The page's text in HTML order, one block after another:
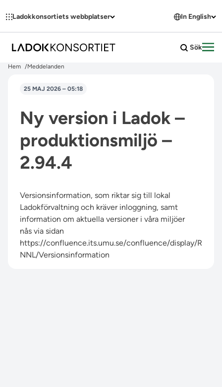
Ladokkonsortiets webbplatser In English
Sök
Hem Meddelanden
25 MAJ 2026 – 05:18
Ny version i Ladok –
produktionsmiljö –
2.94.4
Versionsinformation, som riktar sig till lokal
Ladokförvaltning och kräver inloggning, samt
information om aktuella versioner i våra miljöer
nås via sidan
https://confluence.its.umu.se/confluence/display/R
NNL/Versionsinformation